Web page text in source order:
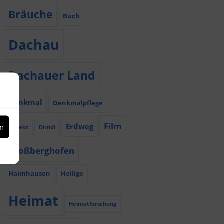
Bräuche Buch
Dachau
Dachauer Land
Denkmal Denkmalpflege
Dialekt Dirndl Erdweg Film
Großberghofen
Haimhausen Heilige
Heimat Heimatforschung